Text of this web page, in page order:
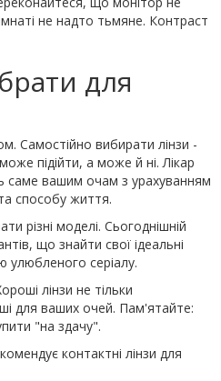
не надто тьмяне. Контраст
для
Самостійно вибирати лінзи -
підійти, а може й ні. Лікар
саме вашим очам з урахуванням
способу життя.
різні моделі. Сьогоднішній
що знайти свої ідеальні
улюбленого серіалу.
лінзи не тільки
для ваших очей. Пам'ятайте:
"на здачу".
контактні лінзи для